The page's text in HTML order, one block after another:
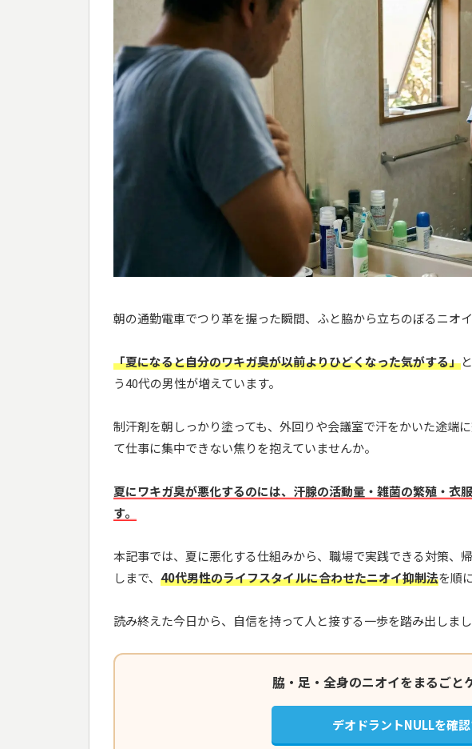
朝の通勤電車でつり革を握った瞬間、ふと脇から立ちのぼるニオ
「夏になると自分のワキガ臭が以前よりひどくなった気がする」
う40代の男性が増えています。
制汗剤を朝しっかり塗っても、外回りや会議室で汗をかいた途端
て仕事に集中できない焦りを抱えていませんか。
夏にワキガ臭が悪化するのには、汗腺の活動量・雑菌の繁殖・衣
す。
本記事では、夏に悪化する仕組みから、職場で実践できる対策、
しまで、 40代男性のライフスタイルに合わせたニオイ抑制法を順
読み終えた今日から、自信を持って人と接する一歩を踏み出しまし
脇・足・全身のニオイをまるごと
デオドラントNULLを確